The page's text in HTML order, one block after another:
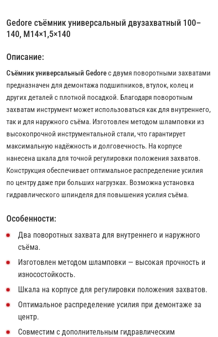
Gedore съёмник универсальный двузахватный 100–
140, M14×1,5×140
Описание:
Съёмник универсальный Gedoreс двумя поворотными захватами
предназначен для демонтажа подшипников, втулок, колец и
других деталей с плотной посадкой. Благодаря поворотным
захватам инструмент может использоваться как для внутреннего,
так и для наружного съёма. Изготовлен методом шламповки из
высокопрочной инструментальной стали, что гарантирует
максимальную надёжность и долговечность. На корпусе
нанесена шкала для точной регулировки положения захватов.
Конструкция обеспечивает оптимальное распределение усилия
по центру даже при больших нагрузках. Возможна установка
гидравлического шпинделя для повышения усилия съёма.
Особенности:
Два поворотных захвата для внутреннего и наружного
съёма.
Изготовлен методом шламповки — высокая прочность и
износостойкость.
Шкала на корпусе для регулировки положения захватов.
Оптимальное распределение усилия при демонтаже за
центр.
Совместим с дополнительным гидравлическим